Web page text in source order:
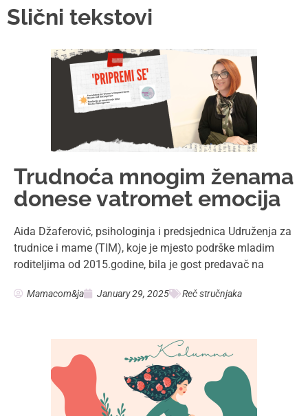
Slični tekstovi
Trudnoća mnogim ženama
donese vatromet emocija
Aida Džaferović, psihologinja i predsjednica Udruženja za
trudnice i mame (TIM), koje je mjesto podrške mladim
roditeljima od 2015.godine, bila je gost predavač na
Mamacom&ja January 29, 2025 Reč stručnjaka